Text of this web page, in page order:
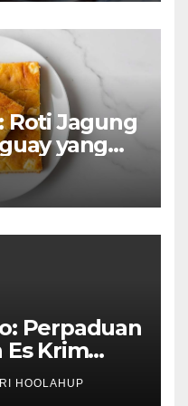
Roti Jagung
yang
Perpaduan
Es Krim
HOOLAHUP